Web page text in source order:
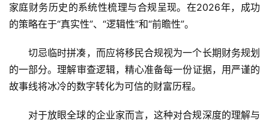
家庭财务历史的系统性梳理与合规呈现。在2026年，成功
的策略在于“真实性”、“逻辑性”和“前瞻性”。
切忌临时拼凑，而应将移民合规视为一个长期财务规划
的一部分。理解审查逻辑，精心准备每一份证据，用严谨的
故事线将冰冷的数字转化为可信的财富历程。
对于放眼全球的企业家而言，这种对合规深度的理解与